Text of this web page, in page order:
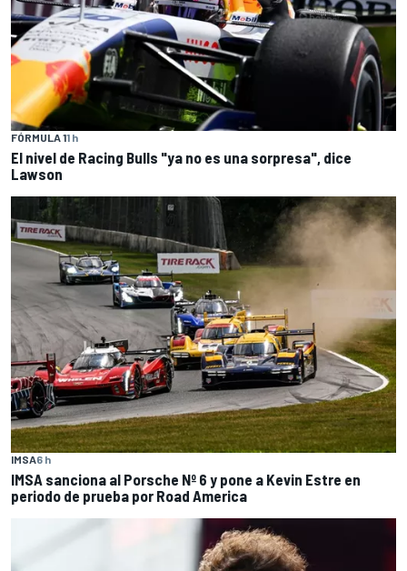
FÓRMULA 11 h
El nivel de Racing Bulls "ya no es una sorpresa", dice
Lawson
IMSA6 h
IMSA sanciona al Porsche Nº 6 y pone a Kevin Estre en
periodo de prueba por Road America